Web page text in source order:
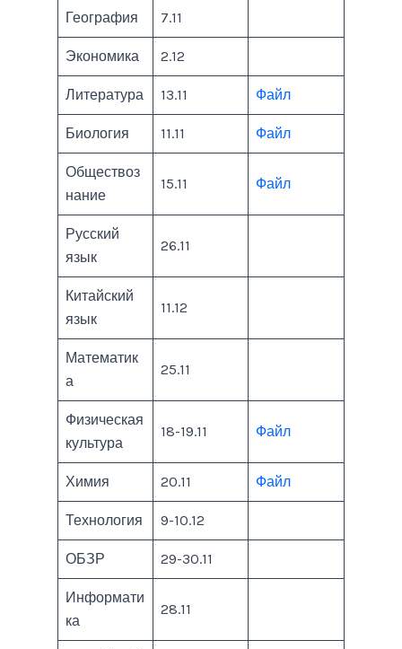
География 7.11
Экономика 2.12
Литература 13.11 Файл
Биология 11.11 Файл
Обществоз
нание
15.11 Файл
Русский
язык
26.11
Китайский
язык
11.12
Математик
а
25.11
Физическая
культура
18-19.11 Файл
Химия 20.11 Файл
Технология 9-10.12
ОБЗР 29-30.11
Информати
ка
28.11